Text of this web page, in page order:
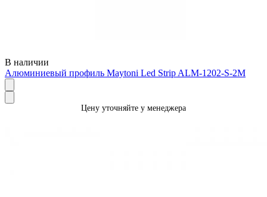
В наличии
Алюминиевый профиль Maytoni Led Strip ALM-1202-S-2M
Цену уточняйте у менеджера